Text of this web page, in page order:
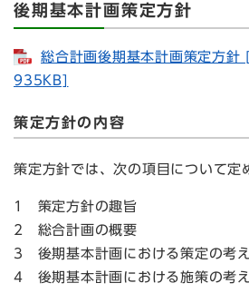
後期基本計画策定方針
総合計画後期基本計画策定方針
935KB]
策定方針の内容
策定方針では、次の項目について定
1 策定方針の趣旨
2 総合計画の概要
3 後期基本計画における策定の考
4 後期基本計画における施策の考